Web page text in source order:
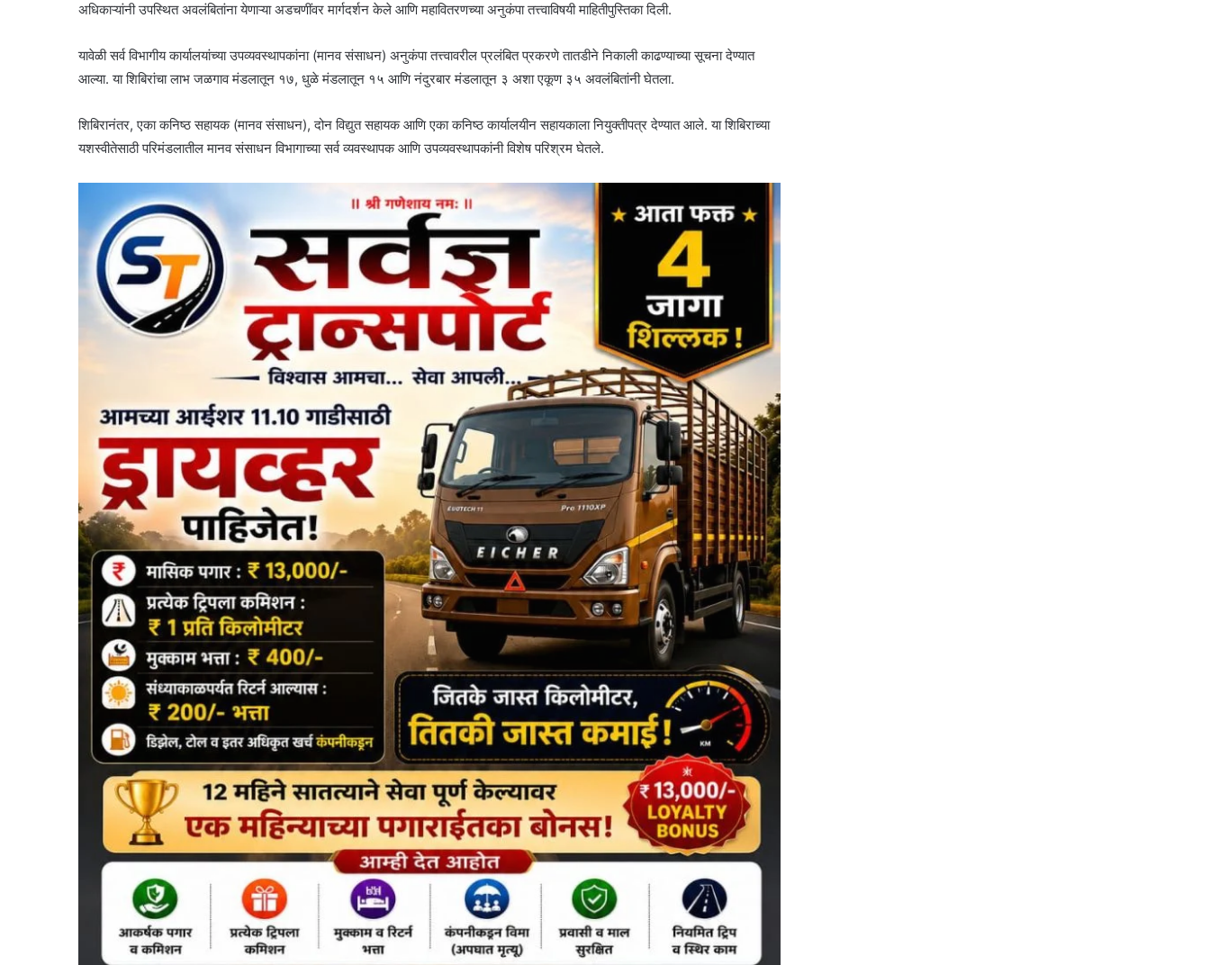
अधिकाऱ्यांनी उपस्थित अवलंबितांना येणाऱ्या अडचणींवर मार्गदर्शन केले आणि महावितरणच्या अनुकंपा तत्त्वाविषयी माहितीपुस्तिका दिली.
यावेळी सर्व विभागीय कार्यालयांच्या उपव्यवस्थापकांना (मानव संसाधन) अनुकंपा तत्त्वावरील प्रलंबित प्रकरणे तातडीने निकाली काढण्याच्या सूचना देण्यात
आल्या. या शिबिरांचा लाभ जळगाव मंडलातून १७, धुळे मंडलातून १५ आणि नंदुरबार मंडलातून ३ अशा एकूण ३५ अवलंबितांनी घेतला.
शिबिरानंतर, एका कनिष्ठ सहायक (मानव संसाधन), दोन विद्युत सहायक आणि एका कनिष्ठ कार्यालयीन सहायकाला नियुक्तीपत्र देण्यात आले. या शिबिराच्या
यशस्वीतेसाठी परिमंडलातील मानव संसाधन विभागाच्या सर्व व्यवस्थापक आणि उपव्यवस्थापकांनी विशेष परिश्रम घेतले.